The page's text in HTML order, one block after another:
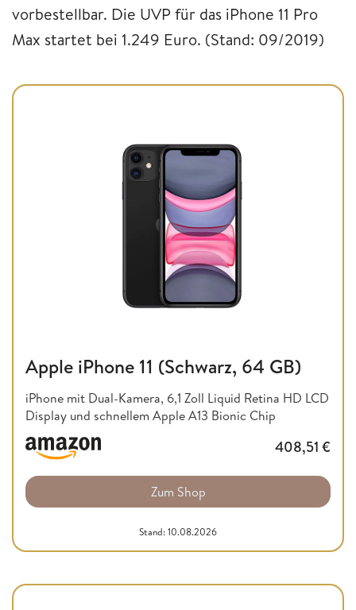
vorbestellbar. Die UVP für das iPhone 11 Pro
Max startet bei 1.249 Euro. (Stand: 09/2019)
Apple iPhone 11 (Schwarz, 64 GB)
iPhone mit Dual-Kamera, 6,1 Zoll Liquid Retina HD LCD
Display und schnellem Apple A13 Bionic Chip
408,51 €
Zum Shop
Stand: 10.08.2026